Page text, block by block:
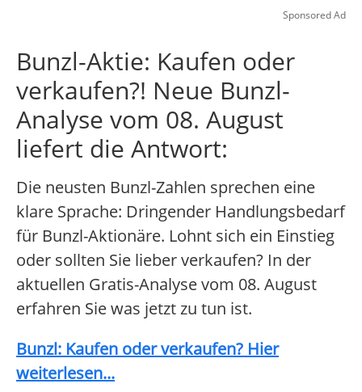
Sponsored Ad
Bunzl-Aktie: Kaufen oder
verkaufen?! Neue Bunzl-
Analyse vom 08. August
liefert die Antwort:
Die neusten Bunzl-Zahlen sprechen eine
klare Sprache: Dringender Handlungsbedarf
für Bunzl-Aktionäre. Lohnt sich ein Einstieg
oder sollten Sie lieber verkaufen? In der
aktuellen Gratis-Analyse vom 08. August
erfahren Sie was jetzt zu tun ist.
Bunzl: Kaufen oder verkaufen? Hier
weiterlesen...